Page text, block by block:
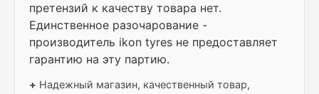
претензий к качеству товара нет.
Единственное разочарование -
производитель ikon tyres не предоставляет
гарантию на эту партию.
+ Надежный магазин, качественный товар,